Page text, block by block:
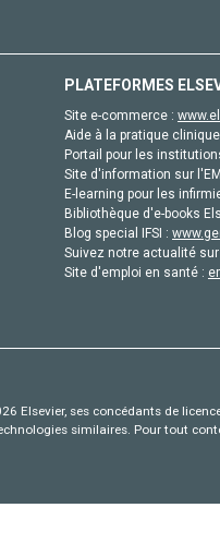
PLATEFORMES
Site e-commerce :
Aide à la pratique
Portail pour les
Site d'information sur
E-learning pour les
Bibliothèque d'e-books
Blog special IFSI :
Suivez notre actualité
Site d'emploi en santé :
Elsevier, ses concédants de
similaires. Pour tout